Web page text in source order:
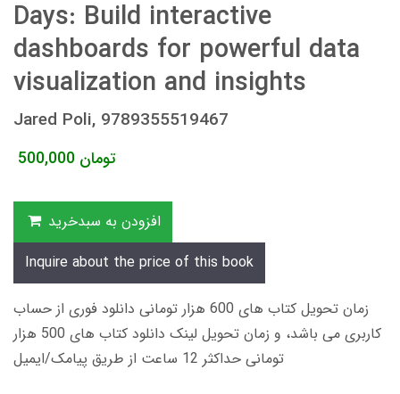
Days: Build interactive
dashboards for powerful data
visualization and insights
Jared Poli, 9789355519467
500,000 تومان
افزودن به سبدخرید
Inquire about the price of this book
زمان تحویل کتاب های 600 هزار تومانی دانلود فوری از حساب
کاربری می باشد، و زمان تحویل لینک دانلود کتاب های 500 هزار
تومانی حداکثر 12 ساعت از طریق پیامک/ایمیل